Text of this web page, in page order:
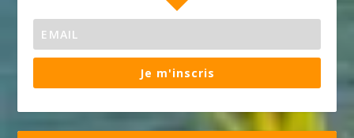
Je m'inscris